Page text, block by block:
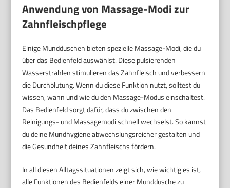
Anwendung von Massage-Modi zur
Zahnfleischpflege
Einige Mundduschen bieten spezielle Massage-Modi, die du
über das Bedienfeld auswählst. Diese pulsierenden
Wasserstrahlen stimulieren das Zahnfleisch und verbessern
die Durchblutung. Wenn du diese Funktion nutzt, solltest du
wissen, wann und wie du den Massage-Modus einschaltest.
Das Bedienfeld sorgt dafür, dass du zwischen den
Reinigungs- und Massagemodi schnell wechselst. So kannst
du deine Mundhygiene abwechslungsreicher gestalten und
die Gesundheit deines Zahnfleischs fördern.
In all diesen Alltagssituationen zeigt sich, wie wichtig es ist,
alle Funktionen des Bedienfelds einer Munddusche zu